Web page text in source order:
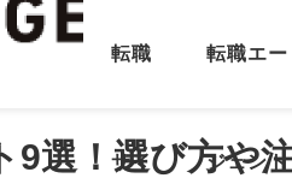
転職
サイ
転職エー
ジェント
9選！選び方や